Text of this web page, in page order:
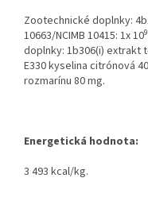
Zootechnické doplnky:
10663/NCIMB 10415: 1x 109
doplnky: 1b306(i) extrakt
E330 kyselina citrónová
rozmarínu 80 mg.
Energetická hodnota:
3 493 kcal/kg.